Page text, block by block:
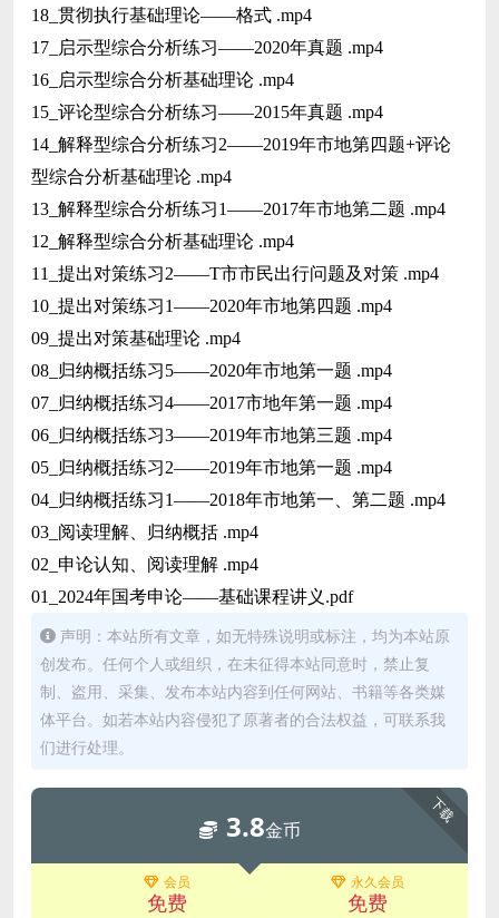
18_贯彻执行基础理论——格式 .mp4
17_启示型综合分析练习——2020年真题 .mp4
16_启示型综合分析基础理论 .mp4
15_评论型综合分析练习——2015年真题 .mp4
14_解释型综合分析练习2——2019年市地第四题+评论
型综合分析基础理论 .mp4
13_解释型综合分析练习1——2017年市地第二题 .mp4
12_解释型综合分析基础理论 .mp4
11_提出对策练习2——T市市民出行问题及对策 .mp4
10_提出对策练习1——2020年市地第四题 .mp4
09_提出对策基础理论 .mp4
08_归纳概括练习5——2020年市地第一题 .mp4
07_归纳概括练习4——2017市地年第一题 .mp4
06_归纳概括练习3——2019年市地第三题 .mp4
05_归纳概括练习2——2019年市地第一题 .mp4
04_归纳概括练习1——2018年市地第一、第二题 .mp4
03_阅读理解、归纳概括 .mp4
02_申论认知、阅读理解 .mp4
01_2024年国考申论——基础课程讲义.pdf
声明：本站所有文章，如无特殊说明或标注，均为本站原
创发布。任何个人或组织，在未征得本站同意时，禁止复
制、盗用、采集、发布本站内容到任何网站、书籍等各类媒
体平台。如若本站内容侵犯了原著者的合法权益，可联系我
们进行处理。
下载
3.8金币
会员
免费
永久会员
免费